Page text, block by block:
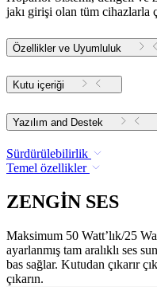
jakı girişi olan tüm cihazlarla
Özellikler ve Uyumluluk
Kutu içeriği
Yazılım and Destek
Sürdürülebilirlik
Temel özellikler
ZENGİN SES
Maksimum 50 Watt’lık/25
ayarlanmış tam aralıklı ses
bas sağlar. Kutudan çıkarır
çıkarın.